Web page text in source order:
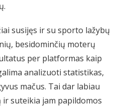
susijęs ir su sporto lažybų
besidominčių moterų
per platformas kaip
analizuoti statistikas,
mačus. Tai dar labiau
suteikia jam papildomos